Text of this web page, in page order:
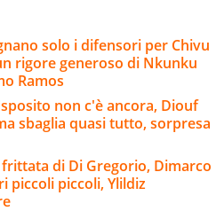
solo i difensori per Chivu
rigore generoso di Nkunku
Ramos
non c'è ancora, Diouf
sbaglia quasi tutto, sorpresa
frittata di Di Gregorio, Dimarco
piccoli piccoli, Ylildiz